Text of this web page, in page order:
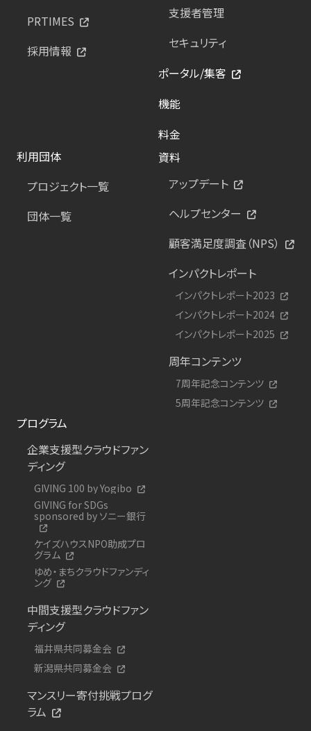
PRTIMES
採用情報
支援者管理
セキュリティ
ポータル/集客
機能
料金
利用団体
プロジェクト一覧
団体一覧
資料
アップデート
ヘルプセンター
顧客満足度調査（NPS）
インパクトレポート
インパクトレポート2023
インパクトレポート2024
インパクトレポート2025
周年コンテンツ
7周年記念コンテンツ
5周年記念コンテンツ
プログラム
企業支援型クラウドファン
ディング
GIVING 100 by Yogibo
GIVING for SDGs
sponsored by ソニー銀行
ケイズハウスNPO助成プロ
グラム
ゆめ・まちクラウドファンディ
ング
中間支援型クラウドファン
ディング
福井県共同募金会
新潟県共同募金会
マンスリー寄付挑戦プログ
ラム